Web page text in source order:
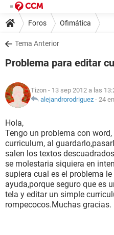
Foros Ofimática
Tema Anterior
Problema para editar
Tizon - 13 sep 2012 a las
alejandrorodriguez - 24
Hola,
Tengo un problema con
curriculum, al
salen los textos
se molestaria siquiera en
supiera cual es el problema
ayuda,porque seguro que es
tela y editar un simple
rompecocos.Muchas gracias.